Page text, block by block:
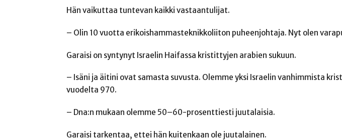
Hän vaikuttaa tuntevan kaikki vastaantulijat.
– Olin 10 vuotta erikoishammasteknikkoliiton puheenjohtaja. Nyt olen
Garaisi on syntynyt Israelin Haifassa kristittyjen arabien sukuun.
– Isäni ja äitini ovat samasta suvusta. Olemme yksi Israelin vanhimmista
vuodelta 970.
– Dna:n mukaan olemme 50–60-prosenttiesti juutalaisia.
Garaisi tarkentaa, ettei hän kuitenkaan ole juutalainen.